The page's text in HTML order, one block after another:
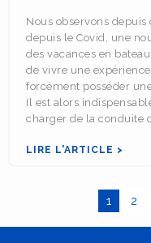
Nous observons
depuis le Covid, une
des vacances en
de vivre une
forcément posséder
Il est alors
charger de la conduite
LIRE L'ARTICLE >
1 2